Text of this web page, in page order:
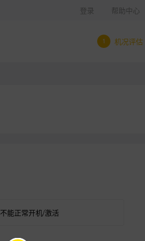
登录 帮助中心
1 机况评估
不能正常开机/激活